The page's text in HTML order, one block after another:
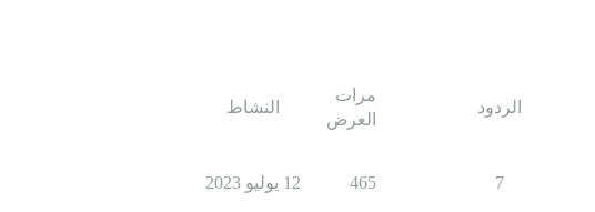
الردود
مرات
العرض
النشاط
7
465 12 يوليو 2023